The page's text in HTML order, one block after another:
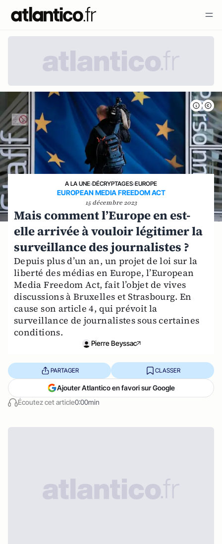
A LA UNE›DÉCRYPTAGES›EUROPE
EUROPEAN MEDIA FREEDOM ACT
15 décembre 2023
Mais comment l’Europe en est-
elle arrivée à vouloir légitimer la
surveillance des journalistes ?
Depuis plus d’un an, un projet de loi sur la
liberté des médias en Europe, l’European
Media Freedom Act, fait l’objet de vives
discussions à Bruxelles et Strasbourg. En
cause son article 4, qui prévoit la
surveillance de journalistes sous certaines
conditions.
Pierre Beyssac
Écoutez cet article0:00min
PARTAGER CLASSER
Ajouter Atlantico en favori sur Google